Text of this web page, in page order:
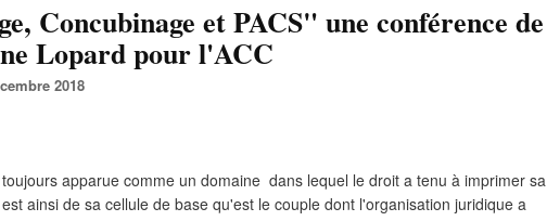
Concubinage et PACS" une conférence de
Lopard pour l'ACC
2018
apparue comme un domaine dans lequel le droit a tenu à imprimer sa
ainsi de sa cellule de base qu'est le couple dont l'organisation juridique a